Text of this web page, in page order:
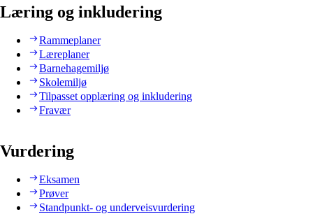
Læring og inkludering
Rammeplaner
Læreplaner
Barnehagemiljø
Skolemiljø
Tilpasset opplæring og inkludering
Fravær
Vurdering
Eksamen
Prøver
Standpunkt- og underveisvurdering